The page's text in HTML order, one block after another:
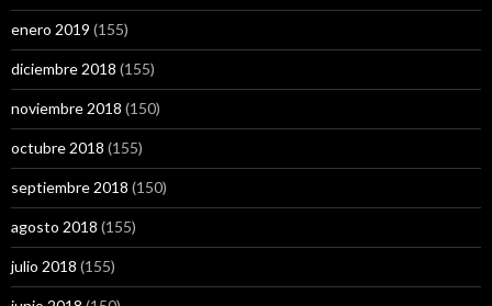
enero 2019 (155)
diciembre 2018 (155)
noviembre 2018 (150)
octubre 2018 (155)
septiembre 2018 (150)
agosto 2018 (155)
julio 2018 (155)